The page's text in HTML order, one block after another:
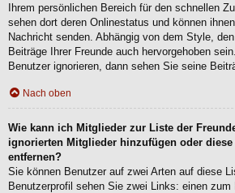
Ihrem persönlichen Bereich für den schnellen
sehen dort deren Onlinestatus und können
Nachricht senden. Abhängig von dem Style,
Beiträge Ihrer Freunde auch hervorgehoben
Benutzer ignorieren, dann sehen Sie seine
Nach oben
Wie kann ich Mitglieder zur Liste der
ignorierten Mitglieder hinzufügen oder
entfernen?
Sie können Benutzer auf zwei Arten auf diese
Benutzerprofil sehen Sie zwei Links: einen